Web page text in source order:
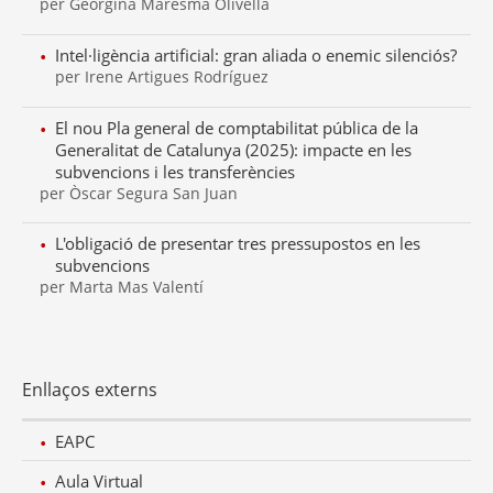
per Georgina Maresma Olivella
Intel·ligència artificial: gran aliada o enemic silenciós?
per Irene Artigues Rodríguez
El nou Pla general de comptabilitat pública de la
Generalitat de Catalunya (2025): impacte en les
subvencions i les transferències
per Òscar Segura San Juan
L'obligació de presentar tres pressupostos en les
subvencions
per Marta Mas Valentí
Enllaços externs
EAPC
Aula Virtual